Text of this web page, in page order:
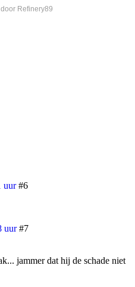
Refinery89
uur #6
uur #7
jammer dat hij de schade niet